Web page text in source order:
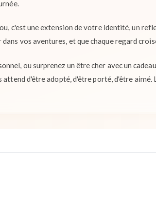
c'est une extension de votre identité, un
vos aventures, et que chaque regard
ou surprenez un être cher avec un
d'être adopté, d'être porté, d'être